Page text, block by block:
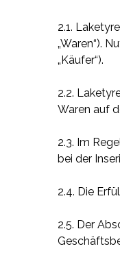
2.1.
„Waren“).
„Käufer“).
2.2.
Waren auf
2.3. Im
bei der
2.4. Die
2.5. Der